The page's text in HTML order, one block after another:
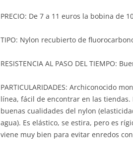
PRECIO: De 7 a 11 euros la bobina de
TIPO: Nylon recubierto de
RESISTENCIA AL PASO DEL TIEMPO:
PARTICULARIDADES: Archiconocido
línea, fácil de encontrar en las
buenas cualidades del nylon
agua). Es elástico, se estira, pero es
viene muy bien para evitar enredos